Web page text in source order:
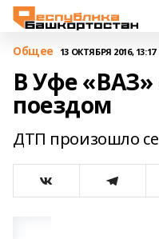
Общее 13 ОКТЯБРЯ 2016, 13:17
В Уфе «ВАЗ»
поездом
ДТП произошло